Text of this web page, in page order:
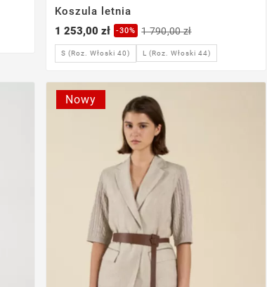
Koszula letnia
1 253,00 zł
-30% 1 790,00 zł
S (Roz. Włoski 40) L (Roz. Włoski 44)
Nowy